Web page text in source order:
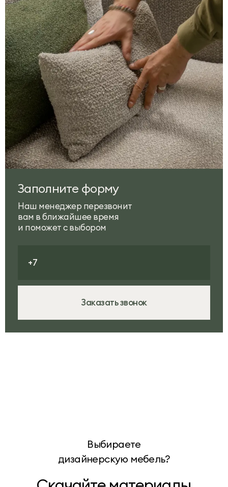
Заполните форму
Наш менеджер перезвонит
вам в ближайшее время
и поможет с выбором
Заказать звонок
Выбираете
дизайнерскую мебель?